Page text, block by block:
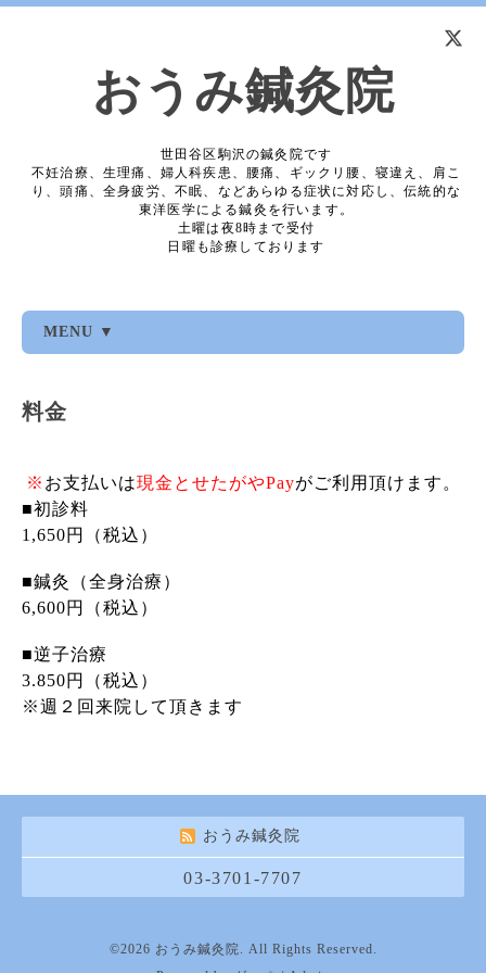
おうみ鍼灸院
世田谷区駒沢の鍼灸院です
不妊治療、生理痛、婦人科疾患、腰痛、ギックリ腰、寝違え、肩こ
り、頭痛、全身疲労、不眠、などあらゆる症状に対応し、伝統的な
東洋医学による鍼灸を行います。
土曜は夜8時まで受付
日曜も診療しております
MENU ▼
料金
※ お支払いは現金と せたがやPayがご利用頂けます。
■初診料
1,650円（税込）
■鍼灸（全身治療）
6,600円（税込）
■逆子治療
3.850円（税込）
※週２回来院して頂きます
おうみ鍼灸院
03-3701-7707
©2026 おうみ鍼灸院. All Rights Reserved.